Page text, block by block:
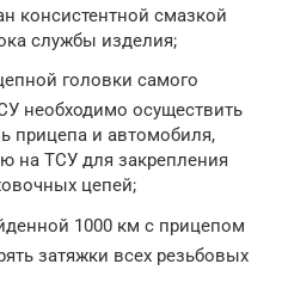
консистентной смазкой
службы изделия;
головки самого
необходимо осуществить
прицепа и автомобиля,
на ТСУ для закрепления
цепей;
1000 км с прицепом
затяжки всех резьбовых